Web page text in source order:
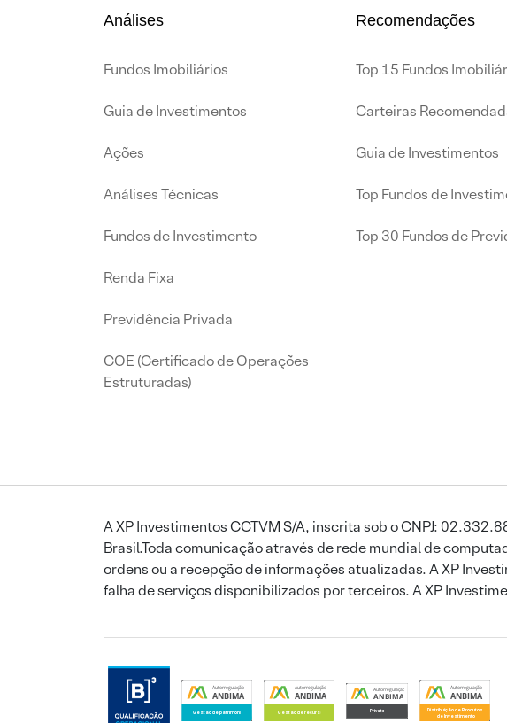
Análises
Fundos Imobiliários
Guia de Investimentos
Ações
Análises Técnicas
Fundos de Investimento
Renda Fixa
Previdência Privada
COE (Certificado de Operações
Estruturadas)
Recomendações
Top 15 Fundos
Carteiras
Guia de Investimentos
Top Fundos de
Top 30 Fundos de
A XP Investimentos CCTVM S/A, inscrita sob o CNPJ:
Brasil.Toda comunicação através de rede mundial de
ordens ou a recepção de informações atualizadas. A XP
falha de serviços disponibilizados por terceiros. A XP